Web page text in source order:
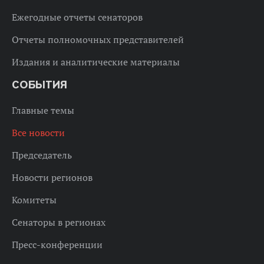
Ежегодные отчеты сенаторов
Отчеты полномочных представителей
Издания и аналитические материалы
СОБЫТИЯ
Главные темы
Все новости
Председатель
Новости регионов
Комитеты
Сенаторы в регионах
Пресс-конференции